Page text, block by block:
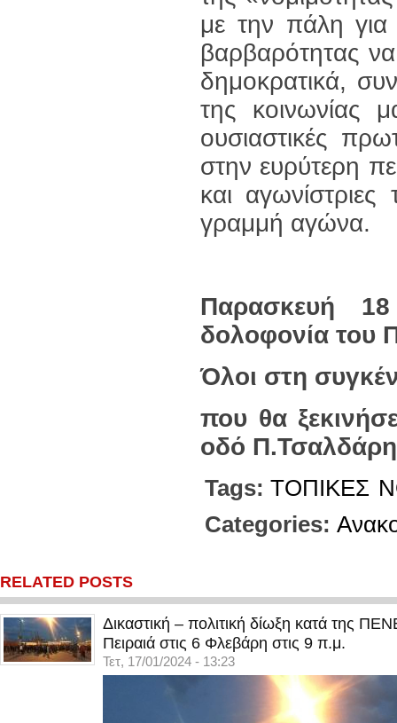
με την πάλη για
βαρβαρότητας
δημοκρατικά,
της κοινωνίας
ουσιαστικές
στην ευρύτερη
και
γραμμή αγώνα.
Παρασκευή
δολοφονία του
Όλοι στη
που θα
οδό
Tags: ΤΟΠΙΚΕΣ
Categories:
RELATED POSTS
Δικαστική – πολιτική δίωξη κατά της
Πειραιά στις 6 Φλεβάρη στις 9 π.μ.
Τετ, 17/01/2024 - 13:23